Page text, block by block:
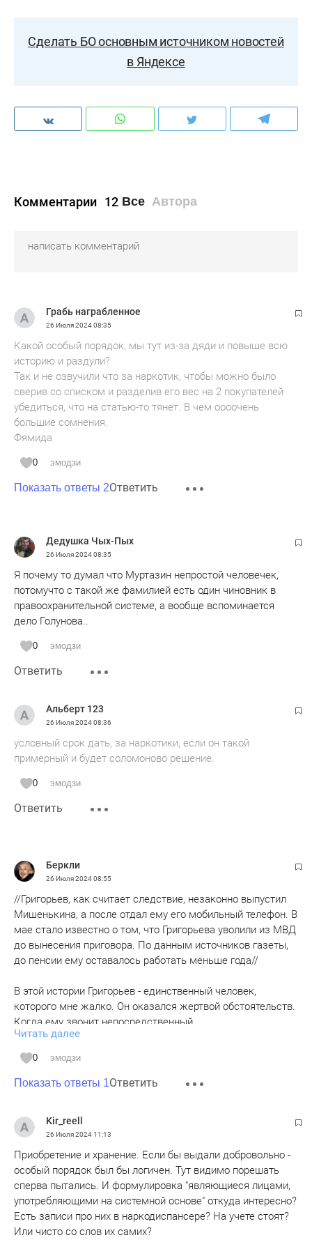
Сделать БО основным источником новостей
в Яндексе
Комментарии 12 Все Автора
Грабь награбленное
26 Июля 202408:35
Какой особый порядок, мы тут из-за дяди и повыше всю
историю и раздули?
Так и не озвучили что за наркотик, чтобы можно было
сверив со списком и разделив его вес на 2 покупателей
убедиться, что на статью-то тянет. В чем оооочень
большие сомнения.
Фямида
0 эмодзи
Показать ответы 2Ответить
Дедушка Чых-Пых
26 Июля 202408:35
Я почему то думал что Муртазин непростой человечек,
потомучто с такой же фамилией есть один чиновник в
правоохранительной системе, а вообще вспоминается
дело Голунова..
0 эмодзи
Ответить
Альберт 123
26 Июля 202408:36
условный срок дать, за наркотики, если он такой
примерный и будет соломоново решение.
0 эмодзи
Ответить
Беркли
26 Июля 202408:55
//Григорьев, как считает следствие, незаконно выпустил
Мишенькина, а после отдал ему его мобильный телефон. В
мае стало известно о том, что Григорьева уволили из МВД
до вынесения приговора. По данным источников газеты,
до пенсии ему оставалось работать меньше года//
В этой истории Григорьев - единственный человек,
которого мне жалко. Он оказался жертвой обстоятельств.
Когда ему звонит непосредственный
высокопоставленный руководитель и требует, чтобы
освободили такого-то человека - то он просто был
выбор? Либо отказать выполнять это распоряжение - и
надеяться, что это останется несущественным
прегрешением.
равно нужно наказать, но вряд ли таким жестоким
способом, когда старому служаке осталось до пенсии
менее года. Понизили бы в звании или ещё как-то там, но
зачем пускать под откос всю жизнь человеку в ситуации,
где он сам решения не принимал, а лишь выполнял
распоряжение своего высокопоставленного руководителя.
Читать далее
0 эмодзи
Показать ответы 1Ответить
Kir_reell
26 Июля 202411:13
Приобретение и хранение. Если бы выдали добровольно -
особый порядок был бы логичен. Тут видимо порешать
сперва пытались. И формулировка "являющиеся лицами,
употребляющими на системной основе" откуда интересно?
Есть записи про них в наркодиспансере? На учете стоят?
Или чисто со слов их самих?